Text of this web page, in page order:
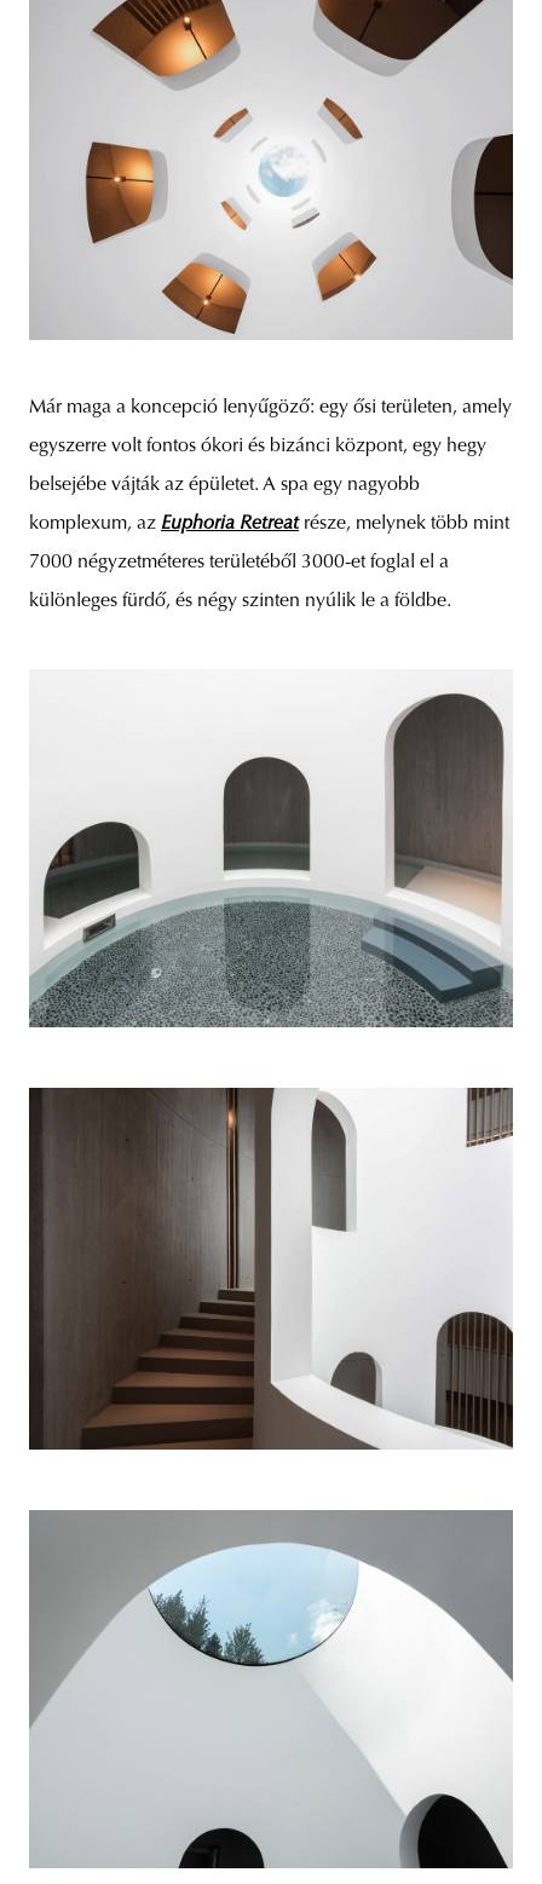
Már maga a koncepció lenyűgöző: egy ősi területen, amely
egyszerre volt fontos ókori és bizánci központ, egy hegy
belsejébe vájták az épületet. A spa egy nagyobb
komplexum, az Euphoria Retreatrésze, melynek több mint
7000 négyzetméteres területéből 3000-et foglal el a
különleges fürdő, és négy szinten nyúlik le a földbe.